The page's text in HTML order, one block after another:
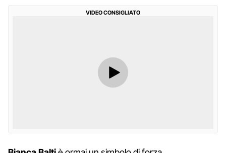
VIDEO CONSIGLIATO